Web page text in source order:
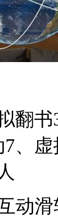
翻
、
动